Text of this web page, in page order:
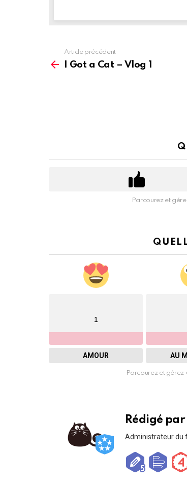
Voir
plus
Article précédent
I Got a Cat – Vlog 1
Parcourez et
1
AMOUR AU
Parcourez et
Rédigé par
Administrateur du